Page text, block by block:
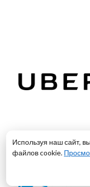
Используя наш сайт,
файлов cookie.